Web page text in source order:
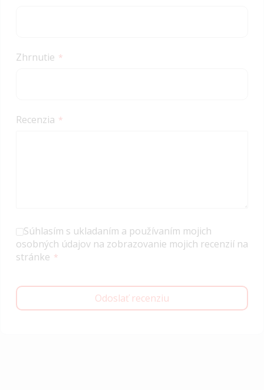
Zhrnutie
Recenzia
Súhlasím s ukladaním a používaním mojich
osobných údajov na zobrazovanie mojich recenzií na
stránke
Odoslať recenziu